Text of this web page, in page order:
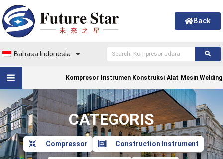
Back
Bahasa Indonesia
Kompresor Instrumen Konstruksi Alat Mesin Welding
CATEGORIS
Compressor Construction Instrument